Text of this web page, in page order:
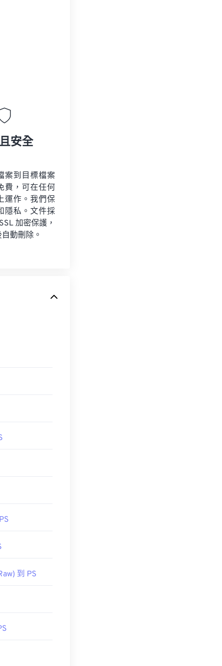
安全
案到目標檔案
費，可在任何
運作。我們保
隱私。文件採
加密保護，
動刪除。
到 PS